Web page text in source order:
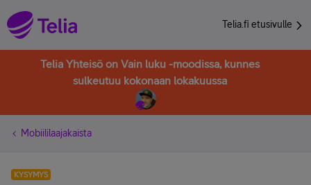
Telia.fi etusivulle
Telia Yhteisö on Vain luku -moodissa, kunnes
sulkeutuu kokonaan lokakuussa
Mobiililaajakaista
KYSYMYS